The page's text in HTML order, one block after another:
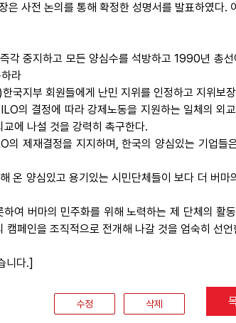
은 사전 논의를 통해 확정한 성명서를 발표하였다.
각 중지하고 모든 양심수를 석방하고 1990년 총
라
국지부 회원들에게 난민 지위를 인정하고 지위보
의 결정에 따라 강제노동을 지원하는 일체의 외
에 나설 것을 강력히 촉구한다.
의 제재결정을 지지하며, 한국의 양심있는 기업들
온 양심있고 용기있는 시민단체들이 보다 더 버
여 버마의 민주화를 위해 노력하는 제 단체의 활
캠페인을 조직적으로 전개해 나갈 것을 엄숙히 선언
니다.]
수정 삭제